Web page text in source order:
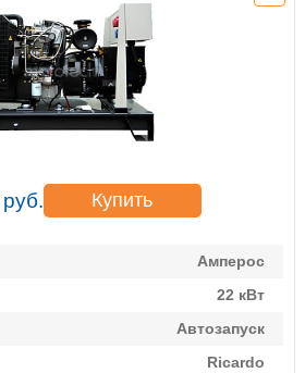
руб. Купить
Амперос
22 кВт
Автозапуск
Ricardo